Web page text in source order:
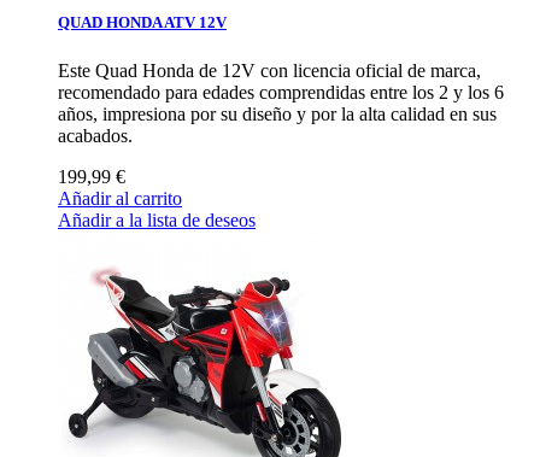
QUAD HONDA ATV 12V
Este Quad Honda de 12V con licencia oficial de marca,
recomendado para edades comprendidas entre los 2 y los 6
años, impresiona por su diseño y por la alta calidad en sus
acabados.
199,99 €
Añadir al carrito
Añadir a la lista de deseos